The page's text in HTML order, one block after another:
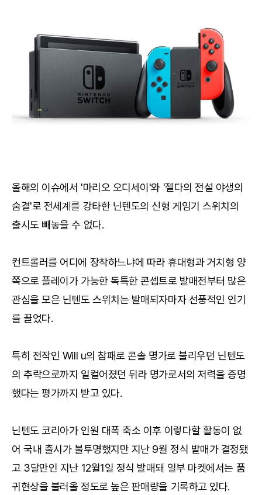
올해의 이슈에서 '마리오 오디세이'와 '젤다의 전설 야생의
숨결'로 전세계를 강타한 닌텐도의 신형 게임기 스위치의
출시도 빼놓을 수 없다.
컨트롤러를 어디에 장착하느냐에 따라 휴대형과 거치형 양
쪽으로 플레이가 가능한 독특한 콘셉트로 발매전부터 많은
관심을 모은 닌텐도 스위치는 발매되자마자 선풍적인 인기
를 끌었다.
특히 전작인 Will u의 참패로 콘솔 명가로 불리우던 닌텐도
의 추락으로까지 일컬어졌던 뒤라 명가로서의 저력을 증명
했다는 평가까지 받고 있다.
닌텐도 코리아가 인원 대폭 축소 이후 이렇다할 활동이 없
어 국내 출시가 불투명했지만 지난 9월 정식 발매가 결정됐
고 3달만인 지난 12월1일 정식 발매돼 일부 마켓에서는 품
귀현상을 불러올 정도로 높은 판매량을 기록하고 있다.